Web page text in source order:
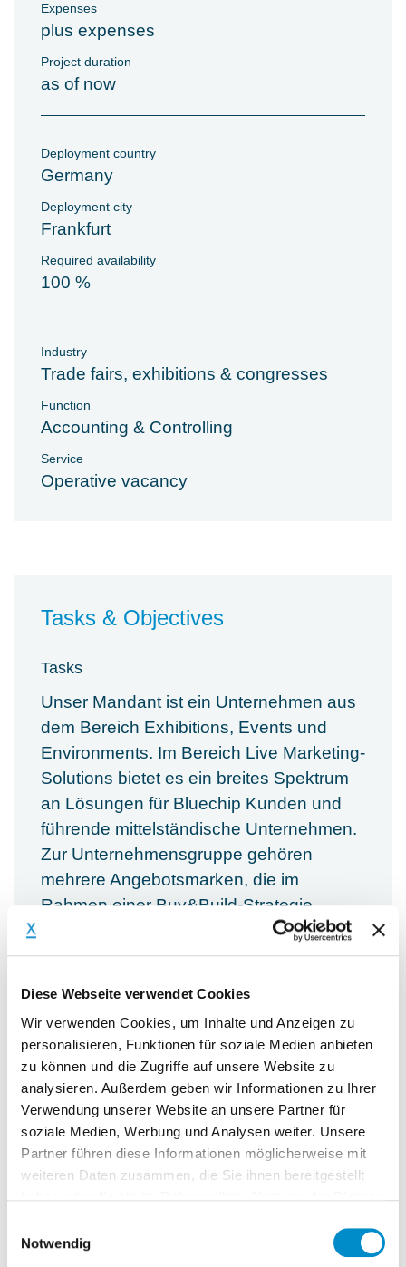
Diese Webseite verwendet Cookies
Wir verwenden Cookies, um Inhalte und Anzeigen zu
personalisieren, Funktionen für soziale Medien anbieten
zu können und die Zugriffe auf unsere Website zu
analysieren. Außerdem geben wir Informationen zu Ihrer
Verwendung unserer Website an unsere Partner für
soziale Medien, Werbung und Analysen weiter. Unsere
Partner führen diese Informationen möglicherweise mit
weiteren Daten zusammen, die Sie ihnen bereitgestellt
Notwendig
Expenses
plus expenses
Project duration
as of now
Deployment country
Germany
Deployment city
Frankfurt
Required availability
100 %
Industry
Trade fairs, exhibitions & congresses
Function
Accounting & Controlling
Service
Operative vacancy
Tasks & Objectives
Tasks
Unser Mandant ist ein Unternehmen aus
dem Bereich Exhibitions, Events und
Environments. Im Bereich Live Marketing-
Solutions bietet es ein breites Spektrum
an Lösungen für Bluechip Kunden und
führende mittelständische Unternehmen.
Zur Unternehmensgruppe gehören
mehrere Angebotsmarken, die im
Rahmen einer Buy&Build-Strategie
erworben und vertriebs-controlling-seitig
weiterentwickelt und professionalisiert
interim gesucht.
In der Gruppe ist Navision auf
verschiedenen Entwicklungsständen im
Einsatz, so dass davon auszugehen ist,
dass zunächst eine pragmatische,
anwenderfreundliche Excel-Lösung zum